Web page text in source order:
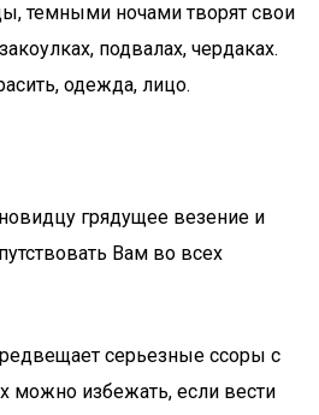
темными ночами творят свои
подвалах, чердаках.
одежда, лицо.
грядущее везение и
Вам во всех
серьезные ссоры с
избежать, если вести